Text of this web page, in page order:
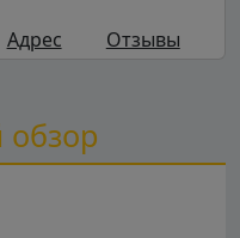
Адрес Отзывы
обзор